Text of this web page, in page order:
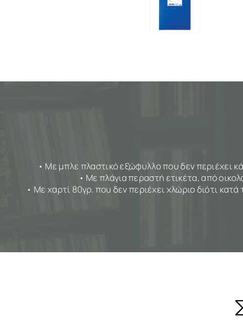
• Με μπλε πλαστικό εξώφυλλο που δεν περιέχει
• Με πλάγια περαστή ετικέτα, από
• Με χαρτί 80γρ. που δεν περιέχει χλώριο διότι